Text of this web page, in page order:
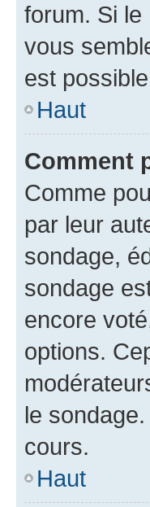
forum. Si le
vous
est
Haut
Comment
Comme
par leur
sondage,
sondage
encore
options.
le
cours.
Haut